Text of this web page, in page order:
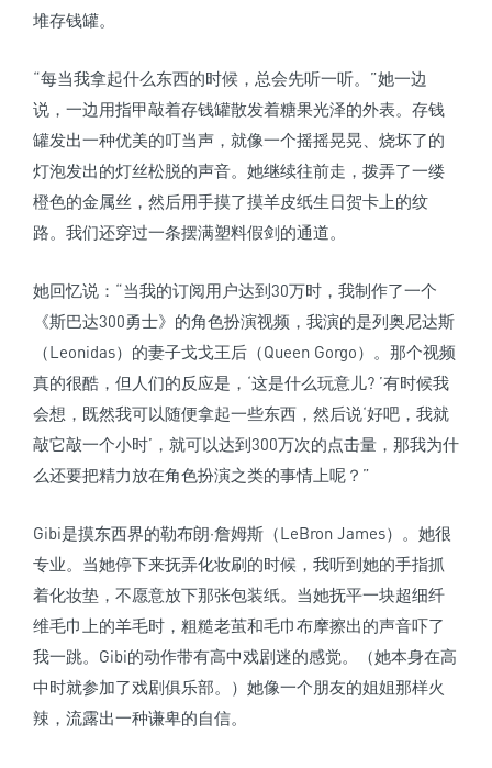
堆存钱罐。
“每当我拿起什么东西的时候，总会先听一听。”她一边
说，一边用指甲敲着存钱罐散发着糖果光泽的外表。存钱
罐发出一种优美的叮当声，就像一个摇摇晃晃、烧坏了的
灯泡发出的灯丝松脱的声音。她继续往前走，拨弄了一缕
橙色的金属丝，然后用手摸了摸羊皮纸生日贺卡上的纹
路。我们还穿过一条摆满塑料假剑的通道。
她回忆说：“当我的订阅用户达到30万时，我制作了一个
《斯巴达300勇士》的角色扮演视频，我演的是列奥尼达斯
（Leonidas）的妻子戈戈王后（Queen Gorgo）。那个视频
真的很酷，但人们的反应是，‘这是什么玩意儿? ’有时候我
会想，既然我可以随便拿起一些东西，然后说‘好吧，我就
敲它敲一个小时’，就可以达到300万次的点击量，那我为什
么还要把精力放在角色扮演之类的事情上呢？”
Gibi是摸东西界的勒布朗·詹姆斯（LeBron James）。她很
专业。当她停下来抚弄化妆刷的时候，我听到她的手指抓
着化妆垫，不愿意放下那张包装纸。当她抚平一块超细纤
维毛巾上的羊毛时，粗糙老茧和毛巾布摩擦出的声音吓了
我一跳。Gibi的动作带有高中戏剧迷的感觉。（她本身在高
中时就参加了戏剧俱乐部。）她像一个朋友的姐姐那样火
辣，流露出一种谦卑的自信。